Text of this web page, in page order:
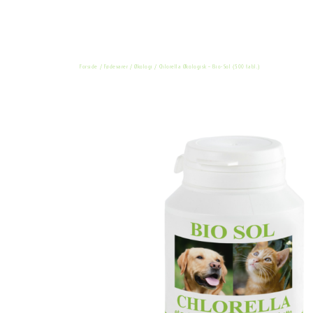
Forside / Fødevarer /Økologi / Chlorella Økologisk – Bio-Sol (500 tabl.)